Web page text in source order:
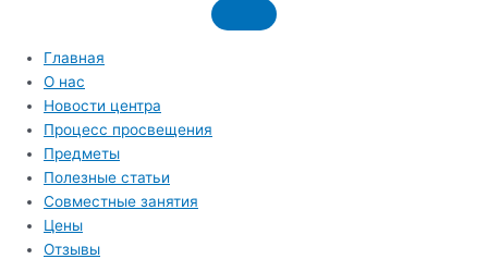
Главная
О нас
Новости центра
Процесс просвещения
Предметы
Полезные статьи
Совместные занятия
Цены
Отзывы